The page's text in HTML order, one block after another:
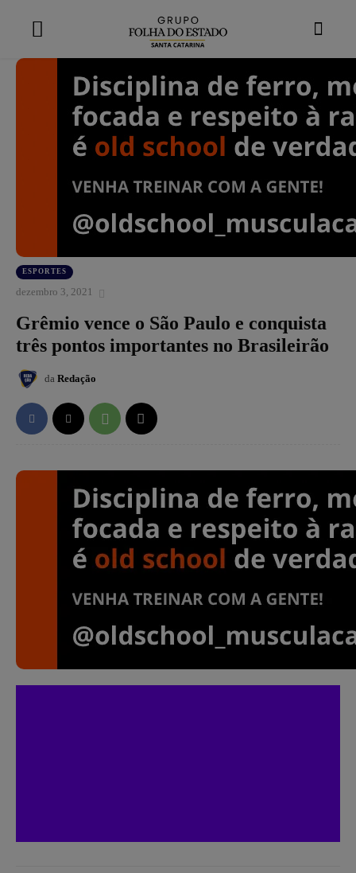
ESPORTES
dezembro 3, 2021
Grêmio vence o São Paulo e conquista
três pontos importantes no Brasileirão
da Redação